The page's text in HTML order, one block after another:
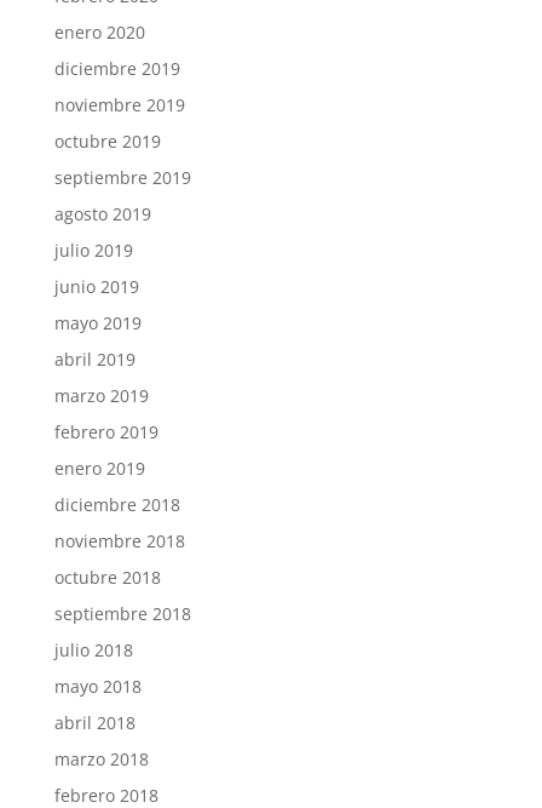
enero 2020
diciembre 2019
noviembre 2019
octubre 2019
septiembre 2019
agosto 2019
julio 2019
junio 2019
mayo 2019
abril 2019
marzo 2019
febrero 2019
enero 2019
diciembre 2018
noviembre 2018
octubre 2018
septiembre 2018
julio 2018
mayo 2018
abril 2018
marzo 2018
febrero 2018